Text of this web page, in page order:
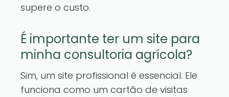
supere o custo.
É importante ter um site para
minha consultoria agrícola?
Sim, um site profissional é essencial. Ele
funciona como um cartão de visitas